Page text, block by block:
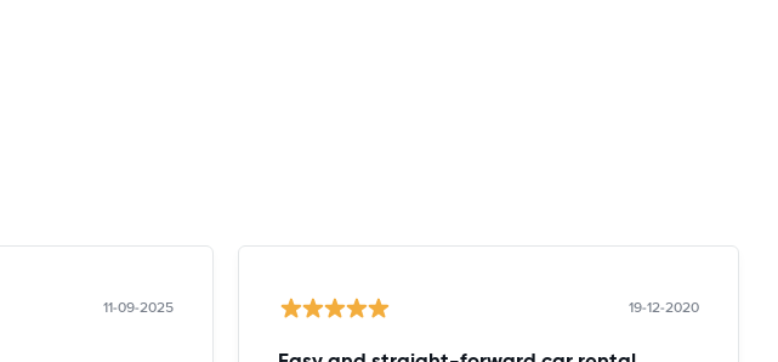
11-09-2025 19-12-2020